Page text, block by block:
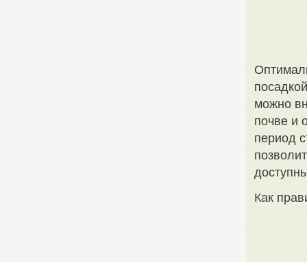
можно
почве и
период
Как